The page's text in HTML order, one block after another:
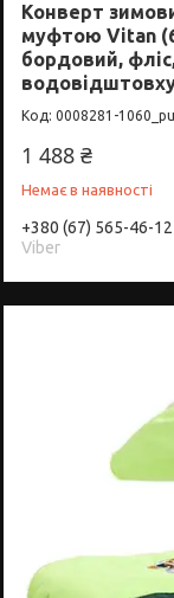
Конверт
муфтою Vitan
бордовий,
0008281-
1 488 ₴
Немає в наявності
+380 (67) 565-46-12
Viber